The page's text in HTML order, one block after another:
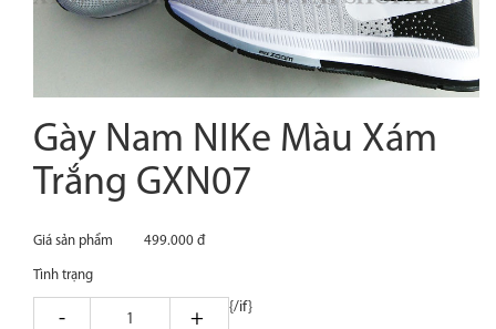
Gày Nam NIKe Màu Xám
Trắng GXN07
Giá sản phẩm 499.000 đ
Tình trạng
giam tang
{/if}